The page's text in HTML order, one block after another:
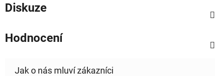
Diskuze
Hodnocení